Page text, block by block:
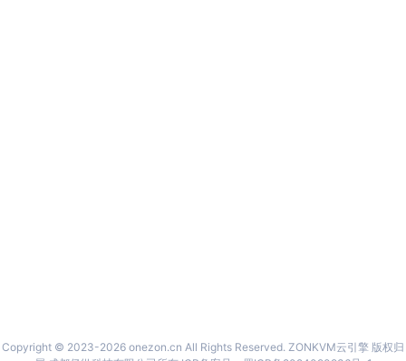
Copyright © 2023-2026 onezon.cn All Rights Reserved. ZONKVM云引擎 版权归